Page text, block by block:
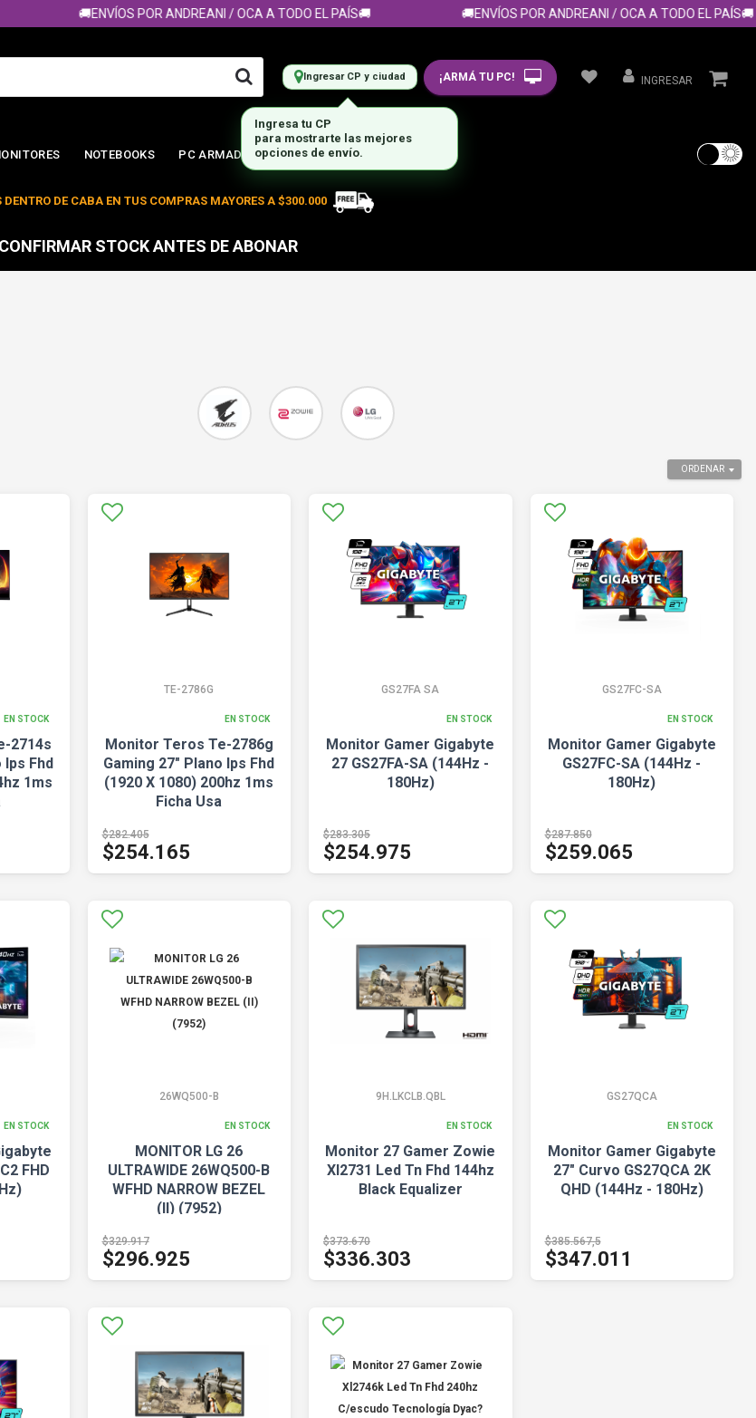
🚚ENVÍOS POR ANDREANI / OCA A TODO EL PAÍS🚚 🚚ENVÍOS POR ANDREANI / OCA A TODO EL PAÍS🚚
Ingresar CP y ciudad ¡ARMÁ TU PC! INGRESAR
NOTEBOOKS PC ARMADA
DENTRO DE CABA EN TUS COMPRAS MAYORES A $300.000
CONFIRMAR STOCK ANTES DE ABONAR
ORDENAR
EN STOCK
2714s
Ips Fhd
1ms
TE-2786G
EN STOCK
Monitor Teros Te-2786g
Gaming 27" Plano Ips Fhd
(1920 X 1080) 200hz 1ms
Ficha Usa
$282.405
$254.165
GS27FA SA
EN STOCK
Monitor Gamer Gigabyte
27 GS27FA-SA (144Hz -
180Hz)
$283.305
$254.975
GS27FC-SA
EN STOCK
Monitor Gamer Gigabyte
GS27FC-SA (144Hz -
180Hz)
$287.850
$259.065
EN STOCK
FHD
26WQ500-B
EN STOCK
MONITOR LG 26
ULTRAWIDE 26WQ500-B
WFHD NARROW BEZEL
(II) (7952)
$329.917
$296.925
9H.LKCLB.QBL
EN STOCK
Monitor 27 Gamer Zowie
Xl2731 Led Tn Fhd 144hz
Black Equalizer
$373.670
$336.303
GS27QCA
EN STOCK
Monitor Gamer Gigabyte
27" Curvo GS27QCA 2K
QHD (144Hz - 180Hz)
$385.567,5
$347.011